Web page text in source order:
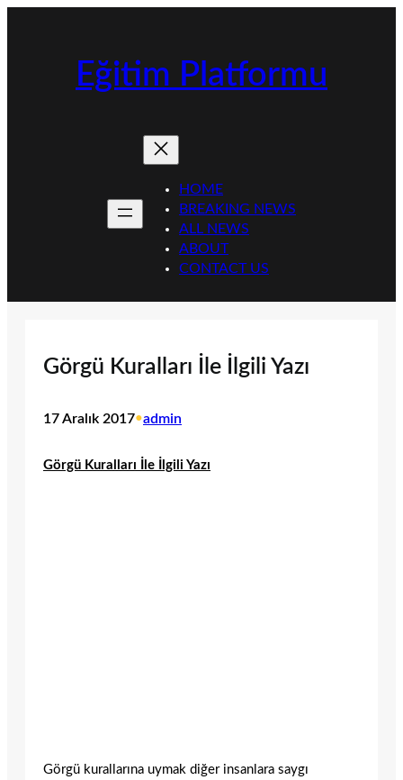
Eğitim Platformu
HOME
BREAKING NEWS
ALL NEWS
ABOUT
CONTACT US
Görgü Kuralları İle İlgili Yazı
17 Aralık 2017•admin
Görgü Kuralları İle İlgili Yazı
Görgü kurallarına uymak diğer insanlara saygı